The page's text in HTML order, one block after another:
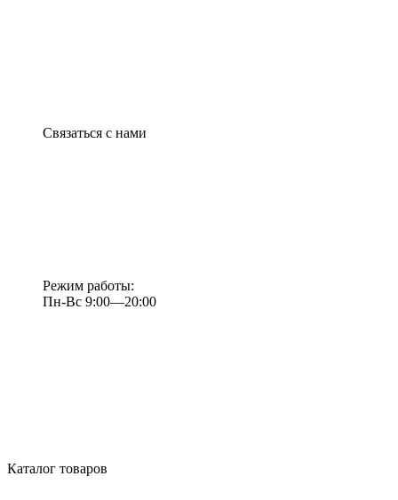
Связаться с нами
Режим работы:
Пн-Вс 9:00—20:00
Каталог товаров